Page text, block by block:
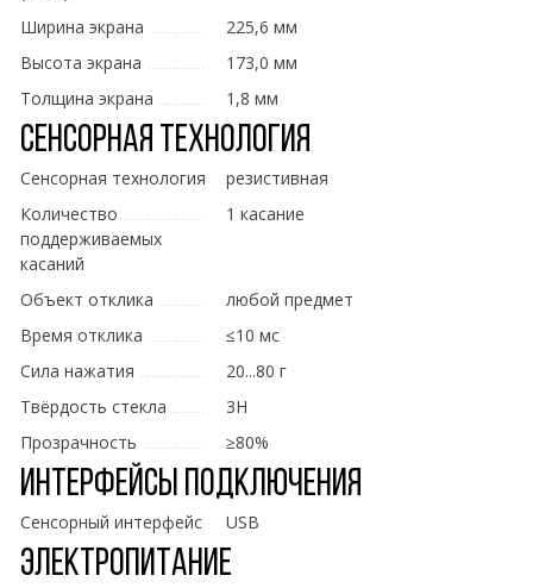
Ширина экрана
225,6 мм
Высота экрана
173,0 мм
Толщина экрана
1,8 мм
Сенсорная технология
Сенсорная технология
резистивная
Количество
поддерживаемых
касаний
1 касание
Объект отклика
любой предмет
Время отклика
≤10 мс
Сила нажатия
20...80 г
Твёрдость стекла
3H
Прозрачность
≥80%
Интерфейсы подключения
Сенсорный интерфейс USB
Электропитание